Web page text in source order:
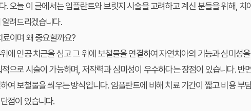
. 오늘 이 글에서는임플란트와브릿지 시술을 고려하고 계신 분들을 위해, 치
려드리겠습니다.
이며 왜 중요할까요?
에 인공 치근을 심고 그 위에 보철물을 연결하여 자연치아의 기능과 심미성
으로 시술이 가능하며, 저작력과 심미성이 우수하다는 장점이 있습니다. 반
여 보철물을 씌우는 방식입니다. 임플란트에 비해 치료 기간이 짧고 비용 부
점이 있습니다.